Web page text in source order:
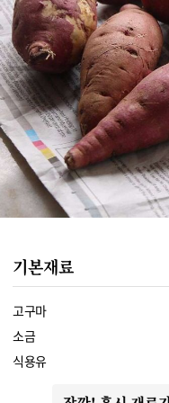
기본재료
고구마
소금
식용유